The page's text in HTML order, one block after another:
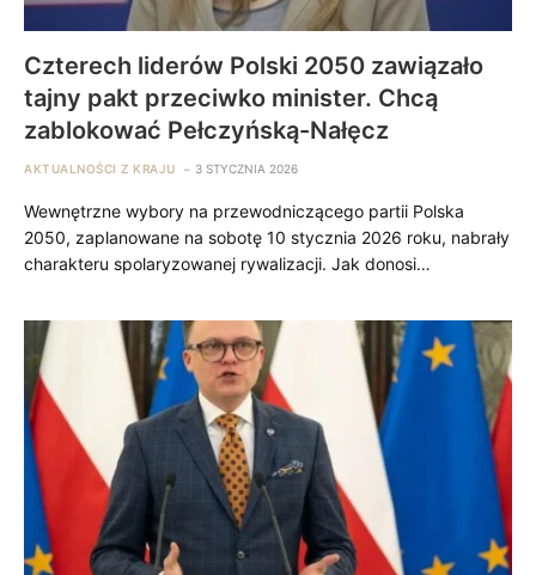
Czterech liderów Polski 2050 zawiązało
tajny pakt przeciwko minister. Chcą
zablokować Pełczyńską-Nałęcz
AKTUALNOŚCI Z KRAJU 3 STYCZNIA 2026
Wewnętrzne wybory na przewodniczącego partii Polska
2050, zaplanowane na sobotę 10 stycznia 2026 roku, nabrały
charakteru spolaryzowanej rywalizacji. Jak donosi…